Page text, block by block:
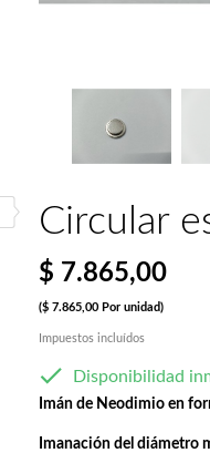
Circular
$ 7.865,00
($ 7.865,00 Por unidad)
Impuestos incluídos
 Disponibilidad
Imán de Neodimio en
Imanación del diámetro